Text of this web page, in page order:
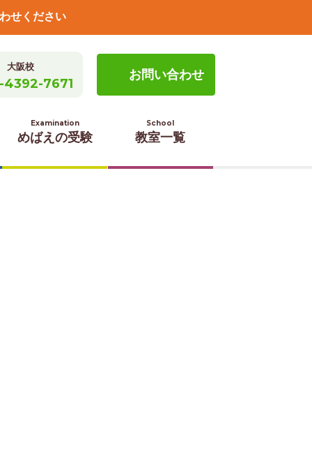
せください
大阪校
7671
お問い合わせ
Examination
めばえの受験
School
教室一覧